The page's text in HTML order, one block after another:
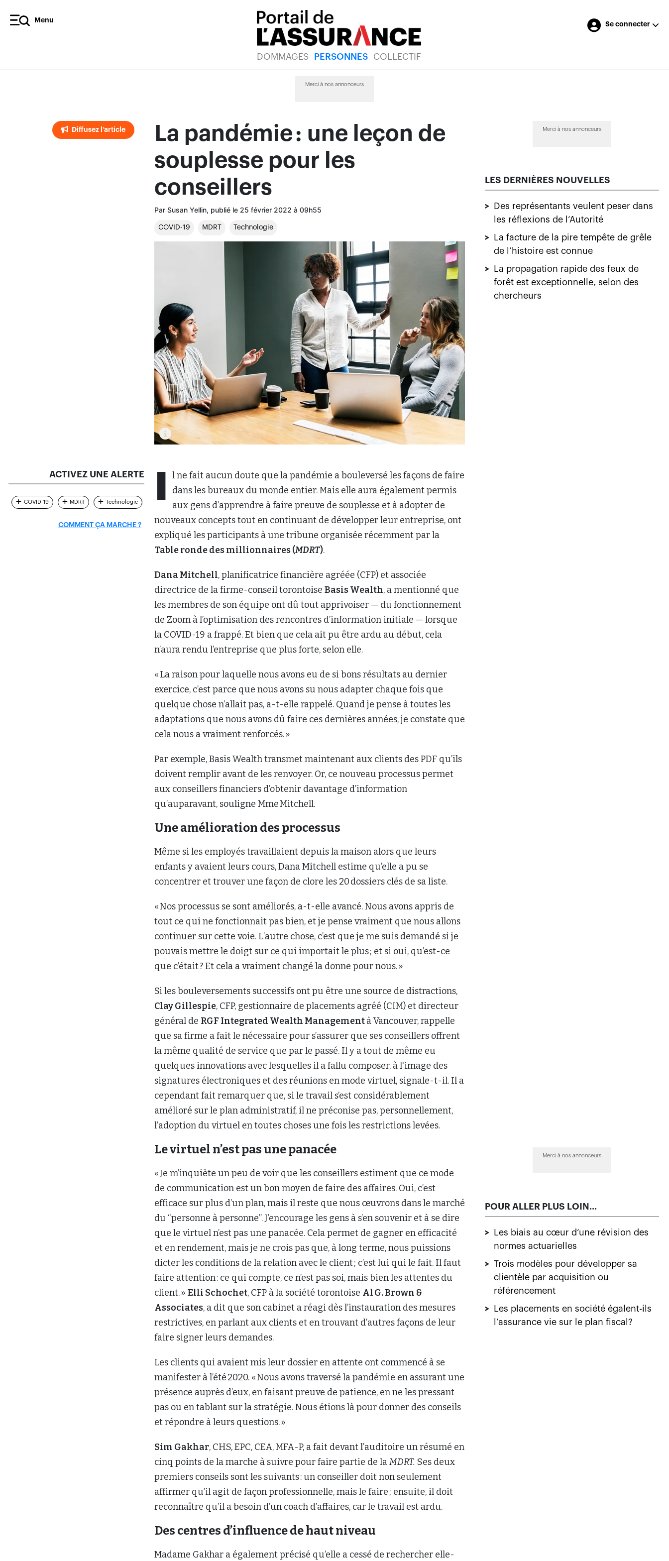
Menu
DOMMAGES PERSONNES COLLECTIF
Se connecter
Merci à nos annonceurs
Diffusez l’article
La pandémie : une leçon de
souplesse pour les
conseillers
Par Susan Yellin, publié le 25 février 2022 à 09h55
COVID-19 MDRT Technologie
l ne fait aucun doute que la pandémie a bouleversé les façons de faire
dans les bureaux du monde entier. Mais elle aura également permis
aux gens d’apprendre à faire preuve de souplesse et à adopter de
nouveaux concepts tout en continuant de développer leur entreprise, ont
expliqué les participants à une tribune organisée récemment par la
Table ronde des millionnaires (MDRT).
Dana Mitchell, planificatrice financière agréée (CFP) et associée
directrice de la firme-conseil torontoise Basis Wealth, a mentionné que
les membres de son équipe ont dû tout apprivoiser — du fonctionnement
de Zoom à l’optimisation des rencontres d’information initiale — lorsque
la COVID-19 a frappé. Et bien que cela ait pu être ardu au début, cela
n’aura rendu l’entreprise que plus forte, selon elle.
« La raison pour laquelle nous avons eu de si bons résultats au dernier
exercice, c’est parce que nous avons su nous adapter chaque fois que
quelque chose n’allait pas, a-t-elle rappelé. Quand je pense à toutes les
adaptations que nous avons dû faire ces dernières années, je constate que
cela nous a vraiment renforcés. »
Par exemple, Basis Wealth transmet maintenant aux clients des PDF qu’ils
doivent remplir avant de les renvoyer. Or, ce nouveau processus permet
aux conseillers financiers d’obtenir davantage d’information
qu’auparavant, souligne Mme Mitchell.
Une amélioration des processus
Même si les employés travaillaient depuis la maison alors que leurs
enfants y avaient leurs cours, Dana Mitchell estime qu’elle a pu se
concentrer et trouver une façon de clore les 20 dossiers clés de sa liste.
« Nos processus se sont améliorés, a-t-elle avancé. Nous avons appris de
tout ce qui ne fonctionnait pas bien, et je pense vraiment que nous allons
continuer sur cette voie. L’autre chose, c’est que je me suis demandé si je
pouvais mettre le doigt sur ce qui importait le plus ; et si oui, qu’est-ce
que c’était ? Et cela a vraiment changé la donne pour nous. »
Si les bouleversements successifs ont pu être une source de distractions,
Clay Gillespie, CFP, gestionnaire de placements agréé (CIM) et directeur
général de RGF Integrated Wealth Managementà Vancouver, rappelle
que sa firme a fait le nécessaire pour s’assurer que ses conseillers offrent
la même qualité de service que par le passé. Il y a tout de même eu
quelques innovations avec lesquelles il a fallu composer, à l'image des
signatures électroniques et des réunions en mode virtuel, signale-t-il. Il a
cependant fait remarquer que, si le travail s’est considérablement
amélioré sur le plan administratif, il ne préconise pas, personnellement,
l’adoption du virtuel en toutes choses une fois les restrictions levées.
Le virtuel n’est pas une panacée
« Je m’inquiète un peu de voir que les conseillers estiment que ce mode
de communication est un bon moyen de faire des affaires. Oui, c’est
efficace sur plus d’un plan, mais il reste que nous œuvrons dans le marché
du “personne à personne”. J’encourage les gens à s’en souvenir et à se dire
que le virtuel n’est pas une panacée. Cela permet de gagner en efficacité
et en rendement, mais je ne crois pas que, à long terme, nous puissions
dicter les conditions de la relation avec le client ; c’est lui qui le fait. Il faut
faire attention : ce qui compte, ce n’est pas soi, mais bien les attentes du
client. » Elli Schochet, CFP à la société torontoise Al G. Brown &
Associates, a dit que son cabinet a réagi dès l’instauration des mesures
restrictives, en parlant aux clients et en trouvant d’autres façons de leur
faire signer leurs demandes.
Les clients qui avaient mis leur dossier en attente ont commencé à se
manifester à l’été 2020. « Nous avons traversé la pandémie en assurant une
présence auprès d’eux, en faisant preuve de patience, en ne les pressant
pas ou en tablant sur la stratégie. Nous étions là pour donner des conseils
et répondre à leurs questions. »
Sim Gakhar, CHS, EPC, CEA, MFA-P, a fait devant l’auditoire un résumé en
cinq points de la marche à suivre pour faire partie de laMDRT. Ses deux
premiers conseils sont les suivants : un conseiller doit non seulement
affirmer qu’il agit de façon professionnelle, mais le faire ; ensuite, il doit
reconnaître qu’il a besoin d’un coach d’affaires, car le travail est ardu.
Des centres d’influence de haut niveau
Madame Gakhar a également précisé qu’elle a cessé de rechercher elle-
ACTIVEZ UNE ALERTE
COVID-19 MDRT Technologie
COMMENT ÇA MARCHE ?
Merci à nos annonceurs
LES DERNIÈRES NOUVELLES
>
Des représentants veulent peser dans
les réflexions de l’Autorité
>
La facture de la pire tempête de grêle
de l’histoire est connue
>
La propagation rapide des feux de
forêt est exceptionnelle, selon des
chercheurs
Merci à nos annonceurs
POUR ALLER PLUS LOIN...
>
Les biais au cœur d’une révision des
normes actuarielles
> Trois modèles pour développer sa
clientèle par acquisition ou
référencement
>
Les placements en société égalent-ils
l’assurance vie sur le plan fiscal?